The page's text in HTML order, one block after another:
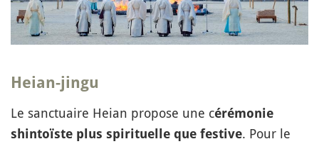
Heian-jingu
Le sanctuaire Heian propose une cérémonie
shintoïste plus spirituelle que festive. Pour le